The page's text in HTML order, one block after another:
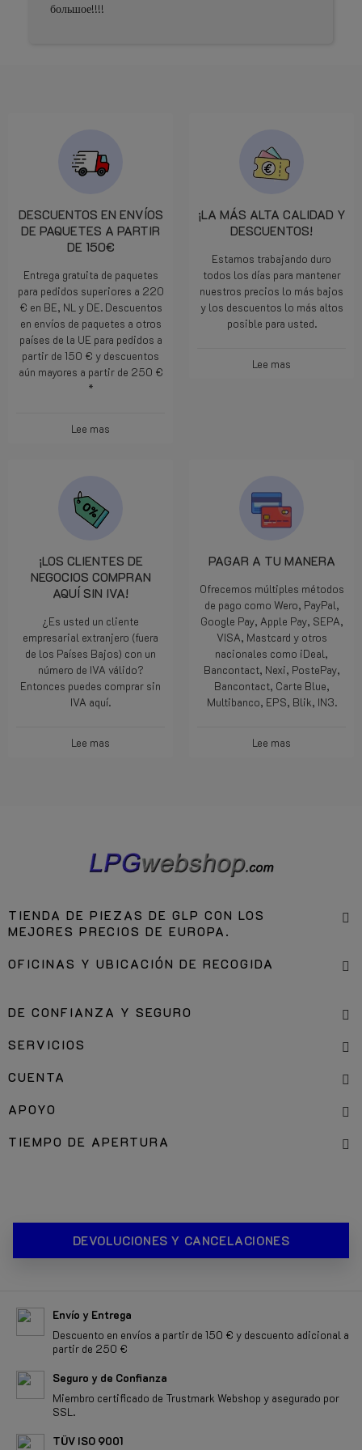
большое!!!!
DESCUENTOS EN ENVÍOS
DE PAQUETES A PARTIR
DE 150€
Entrega gratuita de paquetes
para pedidos superiores a 220
€ en BE, NL y DE. Descuentos
en envíos de paquetes a otros
países de la UE para pedidos a
partir de 150 € y descuentos
aún mayores a partir de 250 €
*
Lee mas
¡LA MÁS ALTA CALIDAD Y
DESCUENTOS!
Estamos trabajando duro
todos los días para mantener
nuestros precios lo más bajos
y los descuentos lo más altos
posible para usted.
Lee mas
¡LOS CLIENTES DE
NEGOCIOS COMPRAN
AQUÍ SIN IVA!
¿Es usted un cliente
empresarial extranjero (fuera
de los Países Bajos) con un
número de IVA válido?
Entonces puedes comprar sin
IVA aquí.
Lee mas
PAGAR A TU MANERA
Ofrecemos múltiples métodos
de pago como Wero, PayPal,
Google Pay, Apple Pay, SEPA,
VISA, Mastcard y otros
nacionales como iDeal,
Bancontact, Nexi, PostePay,
Bancontact, Carte Blue,
Multibanco, EPS, Blik, IN3.
Lee mas
TIENDA DE PIEZAS DE GLP CON LOS
MEJORES PRECIOS DE EUROPA.
OFICINAS Y UBICACIÓN DE RECOGIDA
DE CONFIANZA Y SEGURO
SERVICIOS
CUENTA
APOYO
TIEMPO DE APERTURA
DEVOLUCIONES Y CANCELACIONES
Envío y Entrega
Descuento en envíos a partir de 150 € y descuento adicional a
partir de 250 €
Seguro y de Confianza
Miembro certificado de Trustmark Webshop y asegurado por
SSL.
TÜV ISO 9001